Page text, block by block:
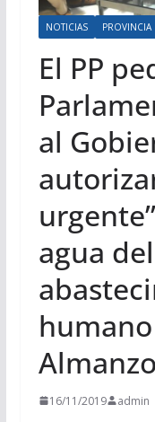
NOTICIAS PROVINCIA
El PP
al
agua
16/11/2019 admin